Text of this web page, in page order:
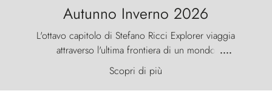
Autunno Inverno 2026
L'ottavo capitolo di Stefano Ricci Explorer viaggia
attraverso l'ultima frontiera di un mondo
primordiale, dove il vento scolpisce la natura con
furia ancestrale e le Torres del Paine sfidano il
cielo come sentinelle di pietra.
....
Scopri di più